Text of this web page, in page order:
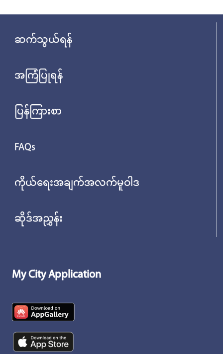
ဆက်သွယ်ရန်
အကြံပြုရန်
ပြန်ကြားစာ
FAQs
ကိုယ်ရေးအချက်အလက်မူဝါဒ
ဆိုဒ်အညွှန်း
My City Application